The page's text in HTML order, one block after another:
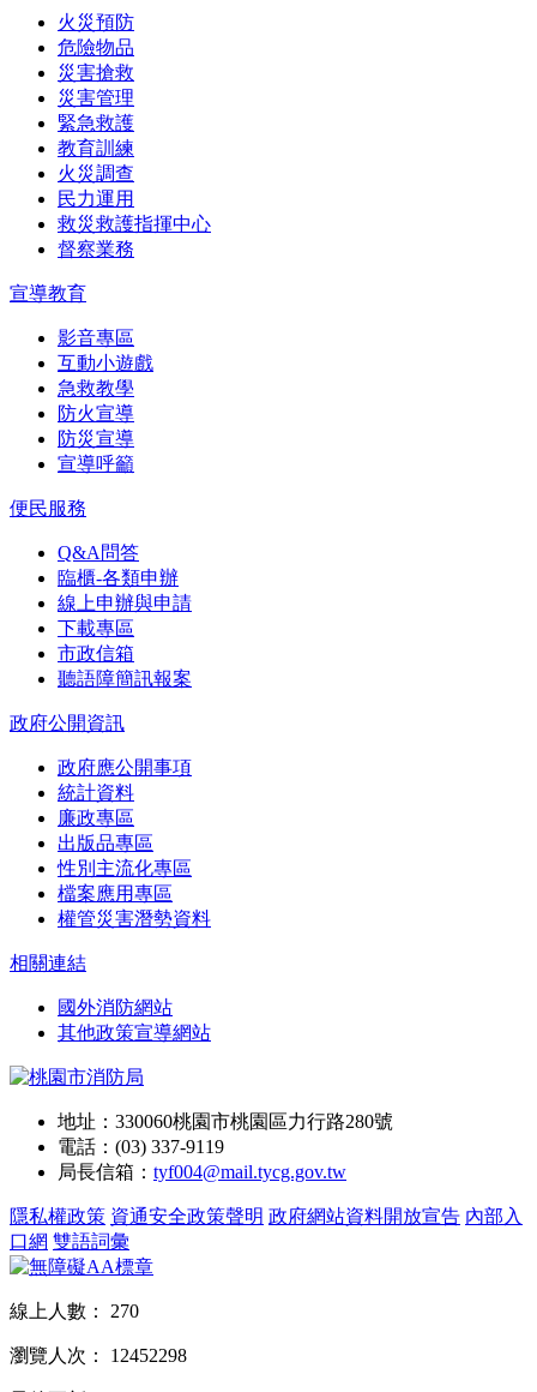
火災預防
危險物品
災害搶救
災害管理
緊急救護
教育訓練
火災調查
民力運用
救災救護指揮中心
督察業務
宣導教育
影音專區
互動小遊戲
急救教學
防火宣導
防災宣導
宣導呼籲
便民服務
Q&A問答
臨櫃-各類申辦
線上申辦與申請
下載專區
市政信箱
聽語障簡訊報案
政府公開資訊
政府應公開事項
統計資料
廉政專區
出版品專區
性別主流化專區
檔案應用專區
權管災害潛勢資料
相關連結
國外消防網站
其他政策宣導網站
地址：330060桃園市桃園區力行路280號
電話：(03) 337-9119
局長信箱： tyf004@mail.tycg.gov.tw
隱私權政策 資通安全政策聲明 政府網站資料開放宣告 內部入
口網 雙語詞彙
線上人數： 270
瀏覽人次： 12452298